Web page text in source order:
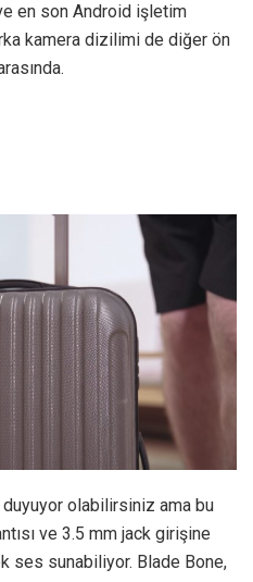
en son Android işletim
kamera dizilimi de diğer ön
olabilirsiniz ama bu
ve 3.5 mm jack girişine
ses sunabiliyor. Blade Bone,